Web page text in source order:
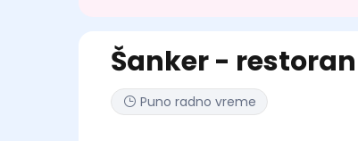
Šanker -
Puno radno vreme